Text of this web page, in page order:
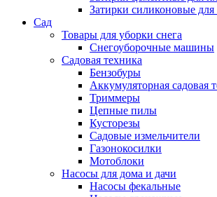
Затирки силиконовые
Сад
Товары для уборки снега
Снегоуборочные машины
Садовая техника
Бензобуры
Аккумуляторная садовая
Триммеры
Цепные пилы
Кусторезы
Садовые измельчители
Газонокосилки
Мотоблоки
Насосы для дома и дачи
Насосы фекальные